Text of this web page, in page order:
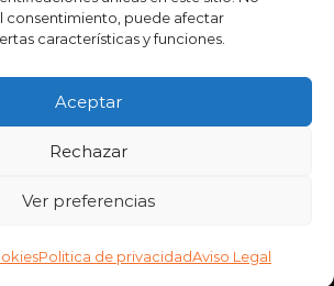
consentimiento, puede afectar
características y funciones.
Aceptar
Rechazar
Ver preferencias
Politica de privacidadAviso Legal
una compra muy económica, la
con la atención al cliente y el